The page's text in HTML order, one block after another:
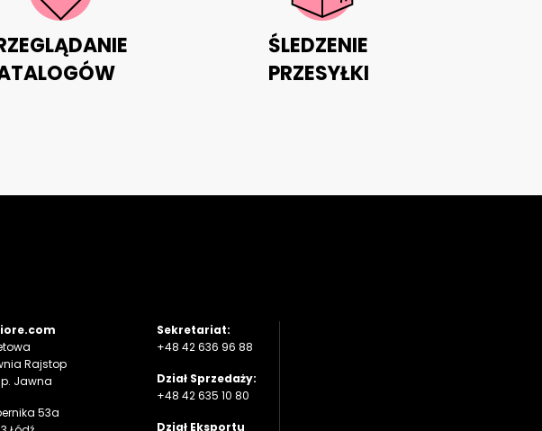
ŚLEDZENIE
PRZESYŁKI
Rajstop
Jawna
53a
Sekretariat:
+48 42 636 96 88
Dział Sprzedaży:
+48 42 635 10 80
Dział Eksportu